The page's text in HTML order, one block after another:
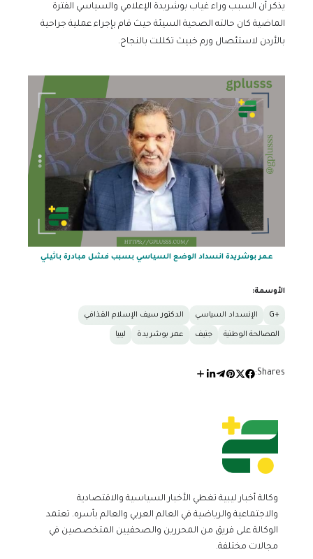
يذكر أن السبب وراء غياب بوشريدة الإعلامي والسياسي الفترة
الماضية كان حالته الصحية السيئة حيث قام بإجراء عملية جراحية
بالأردن لاستئصال ورم خبيث تكللت بالنجاح.
عمر بوشريدة انسداد الوضع السياسي بسبب فشل مبادرة باثيلي
الأوسمة:
+G الإنسداد السياسي الدكتور سيف الإسلام القذافي
المصالحة الوطنية جنيف عمر بوشريدة ليبيا
Shares:
وكالة أخبار ليبية تغطي الأخبار السياسية والاقتصادية
والاجتماعية والرياضية في العالم العربي والعالم بأسره. تعتمد
الوكالة على فريق من المحررين والصحفيين المتخصصين في
مجالات مختلفة.